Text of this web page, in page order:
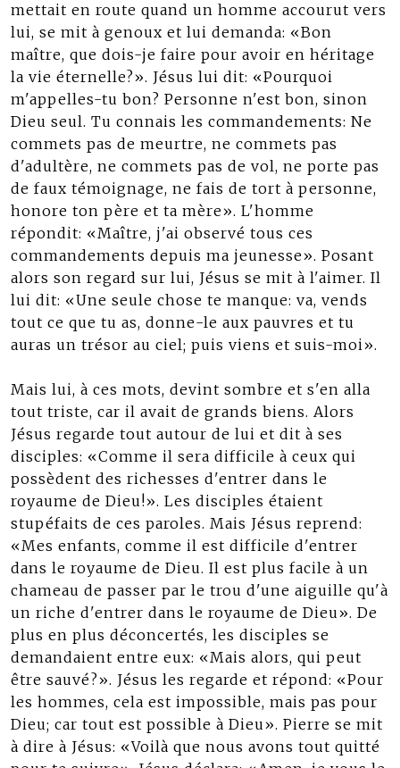
mettait en route quand un homme accourut vers
lui, se mit à genoux et lui demanda: «Bon
maître, que dois-je faire pour avoir en héritage
la vie éternelle?». Jésus lui dit: «Pourquoi
m'appelles-tu bon? Personne n'est bon, sinon
Dieu seul. Tu connais les commandements: Ne
commets pas de meurtre, ne commets pas
d'adultère, ne commets pas de vol, ne porte pas
de faux témoignage, ne fais de tort à personne,
honore ton père et ta mère». L'homme
répondit: «Maître, j'ai observé tous ces
commandements depuis ma jeunesse». Posant
alors son regard sur lui, Jésus se mit à l'aimer. Il
lui dit: «Une seule chose te manque: va, vends
tout ce que tu as, donne-le aux pauvres et tu
auras un trésor au ciel; puis viens et suis-moi».
Mais lui, à ces mots, devint sombre et s'en alla
tout triste, car il avait de grands biens. Alors
Jésus regarde tout autour de lui et dit à ses
disciples: «Comme il sera difficile à ceux qui
possèdent des richesses d'entrer dans le
royaume de Dieu!». Les disciples étaient
stupéfaits de ces paroles. Mais Jésus reprend:
«Mes enfants, comme il est difficile d'entrer
dans le royaume de Dieu. Il est plus facile à un
chameau de passer par le trou d'une aiguille qu'à
un riche d'entrer dans le royaume de Dieu». De
plus en plus déconcertés, les disciples se
demandaient entre eux: «Mais alors, qui peut
être sauvé?». Jésus les regarde et répond: «Pour
les hommes, cela est impossible, mais pas pour
Dieu; car tout est possible à Dieu». Pierre se mit
à dire à Jésus: «Voilà que nous avons tout quitté